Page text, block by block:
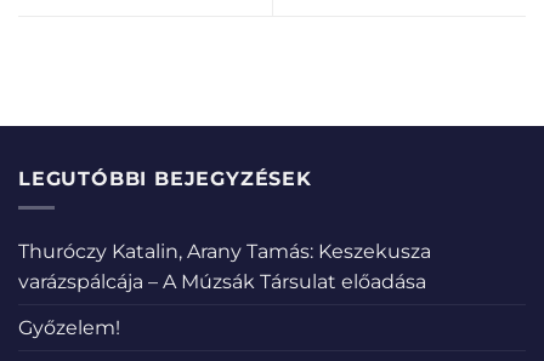
LEGUTÓBBI BEJEGYZÉSEK
Thuróczy Katalin, Arany Tamás: Keszekusza
varázspálcája – A Múzsák Társulat előadása
Győzelem!